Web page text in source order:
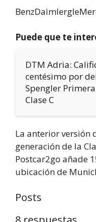
Puede que te
DTM Adria:
centésimo por
Spengler
Clase C
La anterior versión
generación de la
Postcar2go añade
ubicación de
Posts